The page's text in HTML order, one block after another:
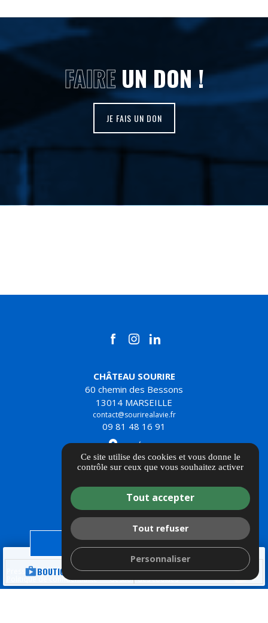
FAIREUN DON !
JE FAIS UN DON
shopBOUTIQUE SOLIDAIRE callTÉL.
JE FAIS UN DON
CHÂTEAU SOURIRE
60 chemin des Bessons
13014 MARSEILLE
contact@sourirealavie.fr
09 81 48 16 91
place ITINÉRAIRE
PHARE DES SOURIRES
153 plage de l'Estaque
13016 MARSEILLE
contact@sourirealavie.fr
place ITINÉRAIRE
Presse Informations complémentaires Mentions légales
Politique de confidentialité Gestion des cookies
Ce site utilise des cookies et vous donne le
contrôle sur ceux que vous souhaitez activer
Tout accepter
Tout refuser
Personnaliser